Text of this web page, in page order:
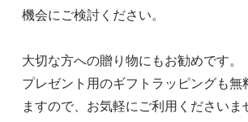
機会にご検討ください。
大切な方への贈り物にもお勧めです。
プレゼント用のギフトラッピングも無
ますので、お気軽にご利用くださいま